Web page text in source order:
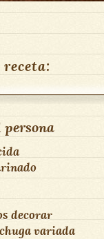
persona
decorar
variada